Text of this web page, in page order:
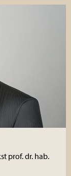
prof. dr. hab.